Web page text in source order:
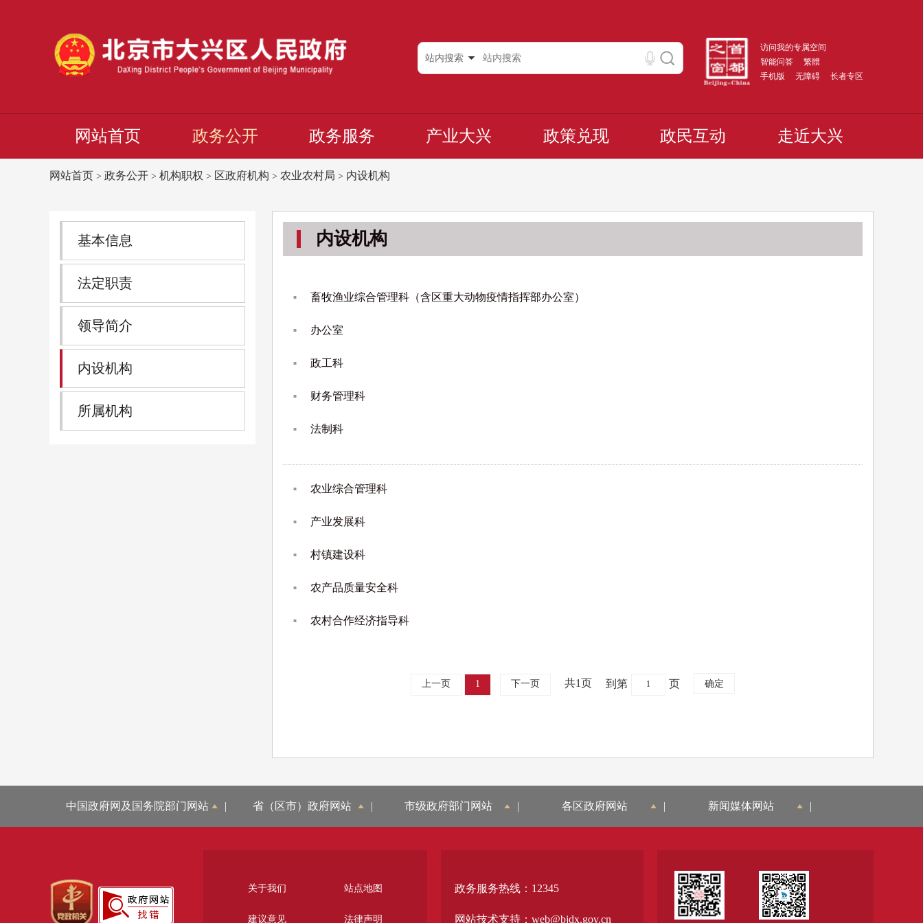
访问我的专属空间
智能问答
繁體
手机版
无障碍 长者专区
站内搜索
网站首页 政务公开 政务服务 产业大兴 政策兑现 政民互动 走近大兴
网站首页 > 政务公开 > 机构职权 > 区政府机构 > 农业农村局 > 内设机构
基本信息
法定职责
领导简介
内设机构
所属机构
内设机构
畜牧渔业综合管理科（含区重大动物疫情指挥部办公室）
办公室
政工科
财务管理科
法制科
农业综合管理科
产业发展科
村镇建设科
农产品质量安全科
农村合作经济指导科
上一页 1 下一页 共1页 到第 页
中国政府网及国务院部门网站 | 省（区市）政府网站 | 市级政府部门网站 | 各区政府网站 | 新闻媒体网站 |
关于我们 站点地图
建议意见 法律声明
政务服务热线：12345
网站技术支持：web@bjdx.gov.cn